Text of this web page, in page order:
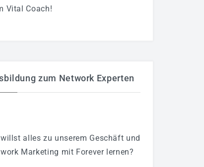
Vital Coach!
zum Network Experten
alles zu unserem Geschäft und
Marketing mit Forever lernen?